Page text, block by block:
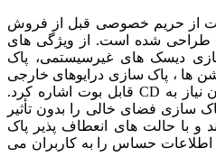
از حریم خصوصی قبل از فروش
طراحی شده است. از ویژگی های
دیسک های غیرسیستمی، پاک
ها ، پاک سازی درایوهای خارجی
و پاک سازی درایو سیستم بدون نیاز به CD قابل بوت اشاره کرد.
سازی فضای خالی را بدون تأثیر
با حالت های انعطاف پذیر پاک
حساس را به کاربران می